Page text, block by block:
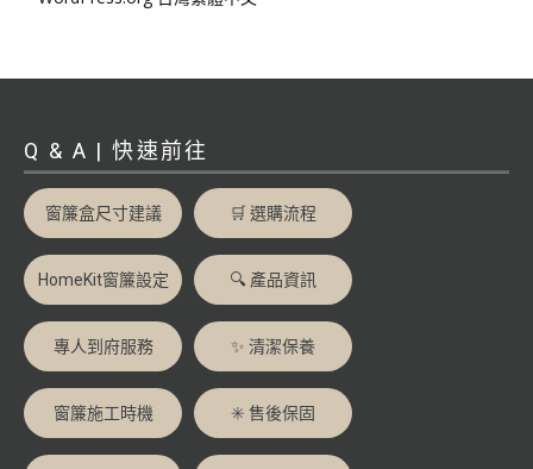
Q & A | 快速前往
窗簾盒尺寸建議 🛒 選購流程
HomeKit窗簾設定 🔍 產品資訊
專人到府服務 ✨ 清潔保養
窗簾施工時機 ✳️ 售後保固